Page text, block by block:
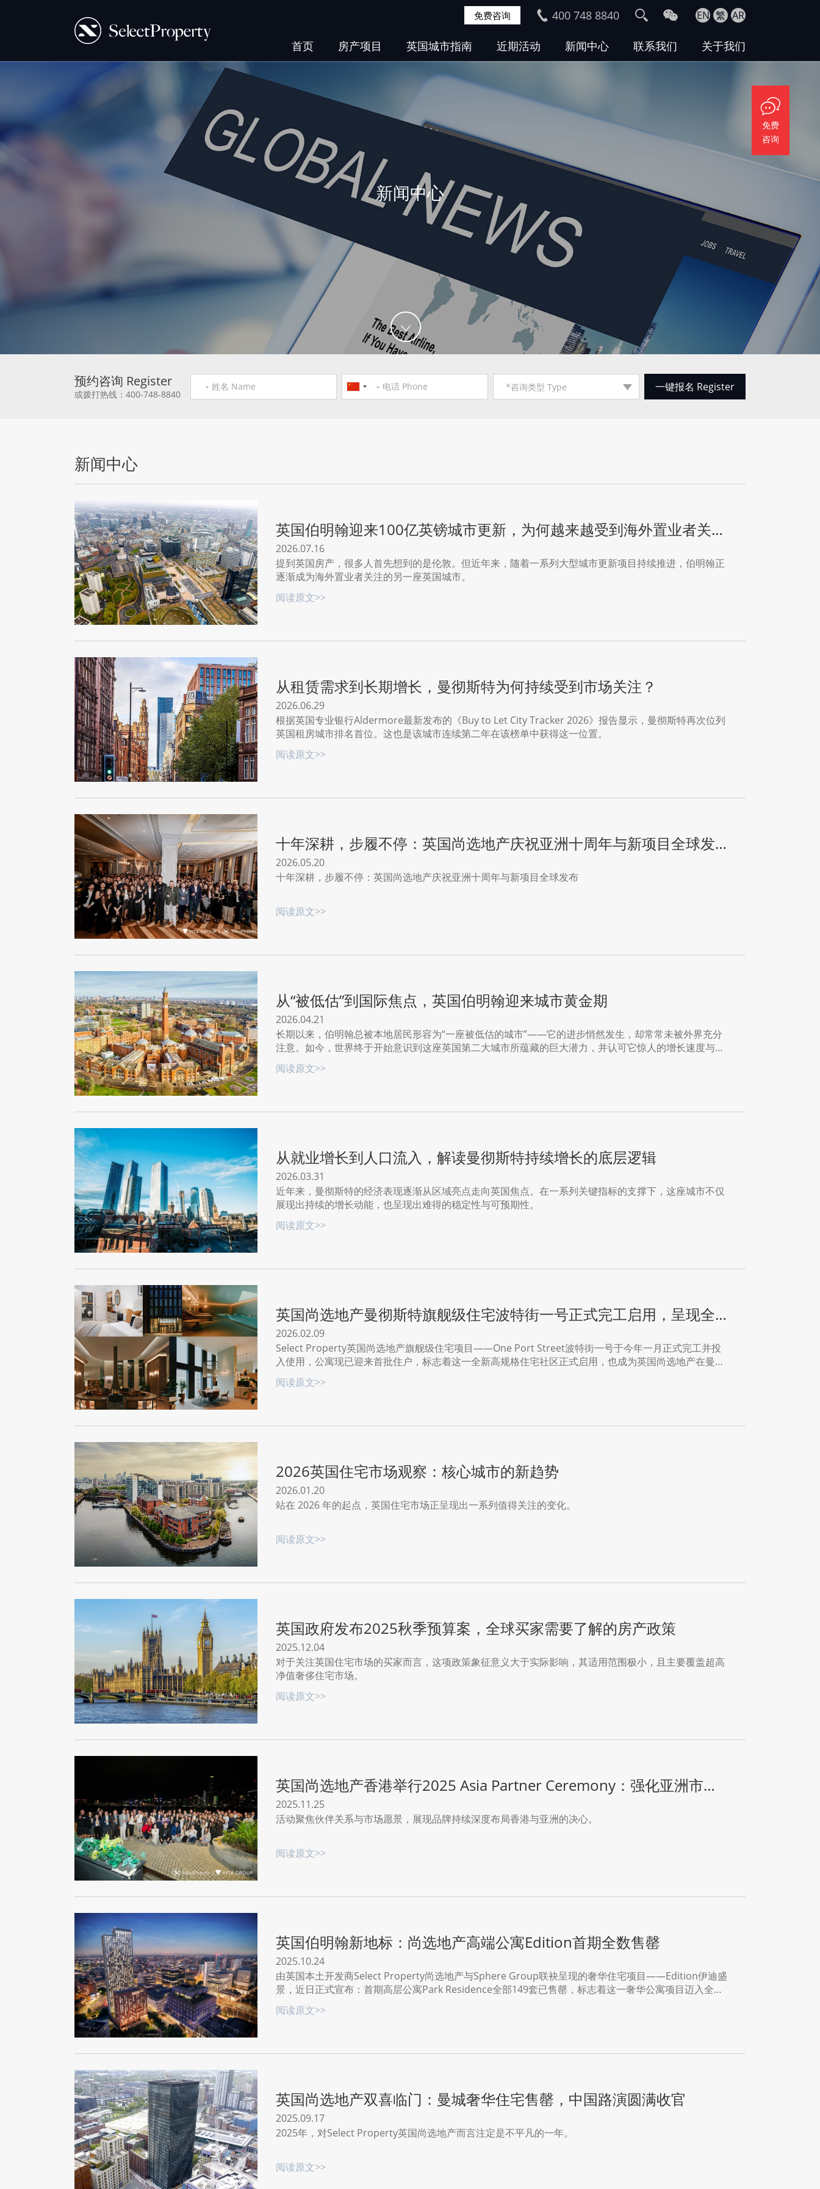
首页 房产项目 英国城市指南 近期活动 新闻中心 联系我们 关于我们
免费咨询 400 748 8840 EN 繁 AR
新闻中心
预约咨询 Register
或拨打热线：400-748-8840
新闻中心
英国伯明翰迎来100亿英镑城市更新，为何越来越受到海外置业者关
注？
2026.07.16
提到英国房产，很多人首先想到的是伦敦。但近年来，随着一系列大型城市更新项目持续推进，伯明翰正
逐渐成为海外置业者关注的另一座英国城市。
阅读原文>>
从租赁需求到长期增长，曼彻斯特为何持续受到市场关注？
2026.06.29
根据英国专业银行Aldermore最新发布的《Buy to Let City Tracker 2026》报告显示，曼彻斯特再次位列
英国租房城市排名首位。这也是该城市连续第二年在该榜单中获得这一位置。
阅读原文>>
十年深耕，步履不停：英国尚选地产庆祝亚洲十周年与新项目全球发
布
2026.05.20
十年深耕，步履不停：英国尚选地产庆祝亚洲十周年与新项目全球发布
阅读原文>>
从“被低估”到国际焦点，英国伯明翰迎来城市黄金期
2026.04.21
长期以来，伯明翰总被本地居民形容为“一座被低估的城市”——它的进步悄然发生，却常常未被外界充分
注意。如今，世界终于开始意识到这座英国第二大城市所蕴藏的巨大潜力，并认可它惊人的增长速度与持
续涌入的发展资源。就在去年，《Time Out》杂志将伯明翰评为欧洲值得关注的旅行目的地之一，并称
这座城市“正涌动着全新的活力”。
阅读原文>>
从就业增长到人口流入，解读曼彻斯特持续增长的底层逻辑
2026.03.31
近年来，曼彻斯特的经济表现逐渐从区域亮点走向英国焦点。在一系列关键指标的支撑下，这座城市不仅
展现出持续的增长动能，也呈现出难得的稳定性与可预期性。
阅读原文>>
英国尚选地产曼彻斯特旗舰级住宅波特街一号正式完工启用，呈现全
新城市居住体验
2026.02.09
Select Property英国尚选地产旗舰级住宅项目——One Port Street波特街一号于今年一月正式完工并投
入使用，公寓现已迎来首批住户，标志着这一全新高规格住宅社区正式启用，也成为英国尚选地产在曼彻
斯特住宅领域的重要里程碑。
阅读原文>>
2026英国住宅市场观察：核心城市的新趋势
2026.01.20
站在 2026 年的起点，英国住宅市场正呈现出一系列值得关注的变化。
阅读原文>>
英国政府发布2025秋季预算案，全球买家需要了解的房产政策
2025.12.04
对于关注英国住宅市场的买家而言，这项政策象征意义大于实际影响，其适用范围极小，且主要覆盖超高
净值奢侈住宅市场。
阅读原文>>
英国尚选地产香港举行2025 Asia Partner Ceremony：强化亚洲市场
合作布局
2025.11.25
活动聚焦伙伴关系与市场愿景，展现品牌持续深度布局香港与亚洲的决心。
阅读原文>>
英国伯明翰新地标：尚选地产高端公寓Edition首期全数售罄
2025.10.24
由英国本土开发商Select Property尚选地产与Sphere Group联袂呈现的奢华住宅项目——Edition伊迪盛
景，近日正式宣布：首期高层公寓Park Residence全部149套已售罄，标志着这一奢华公寓项目迈入全新
篇章。
阅读原文>>
英国尚选地产双喜临门：曼城奢华住宅售罄，中国路演圆满收官
2025.09.17
2025年，对Select Property英国尚选地产而言注定是不平凡的一年。
阅读原文>>
免费
咨询